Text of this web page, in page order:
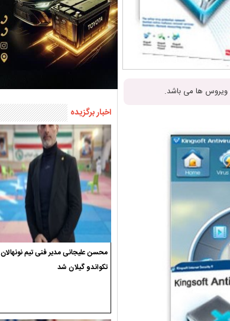
اخبار برگزیده
محسن علیجانی مدیر فنی تیم نونهالان
تکواندو گیلان شد